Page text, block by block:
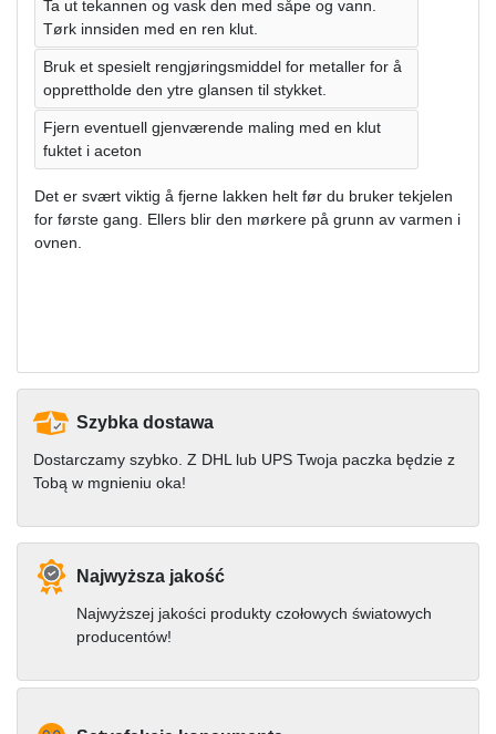
Ta ut tekannen og vask den med såpe og vann.
Tørk innsiden med en ren klut.
Bruk et spesielt rengjøringsmiddel for metaller for å
opprettholde den ytre glansen til stykket.
Fjern eventuell gjenværende maling med en klut
fuktet i aceton
Det er svært viktig å fjerne lakken helt før du bruker tekjelen
for første gang. Ellers blir den mørkere på grunn av varmen i
ovnen.
Szybka dostawa
Dostarczamy szybko. Z DHL lub UPS Twoja paczka będzie z
Tobą w mgnieniu oka!
Najwyższa jakość
Najwyższej jakości produkty czołowych światowych
producentów!